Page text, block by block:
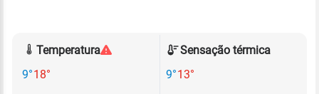
Temperatura
9°18°
Sensação térmica
9°13°